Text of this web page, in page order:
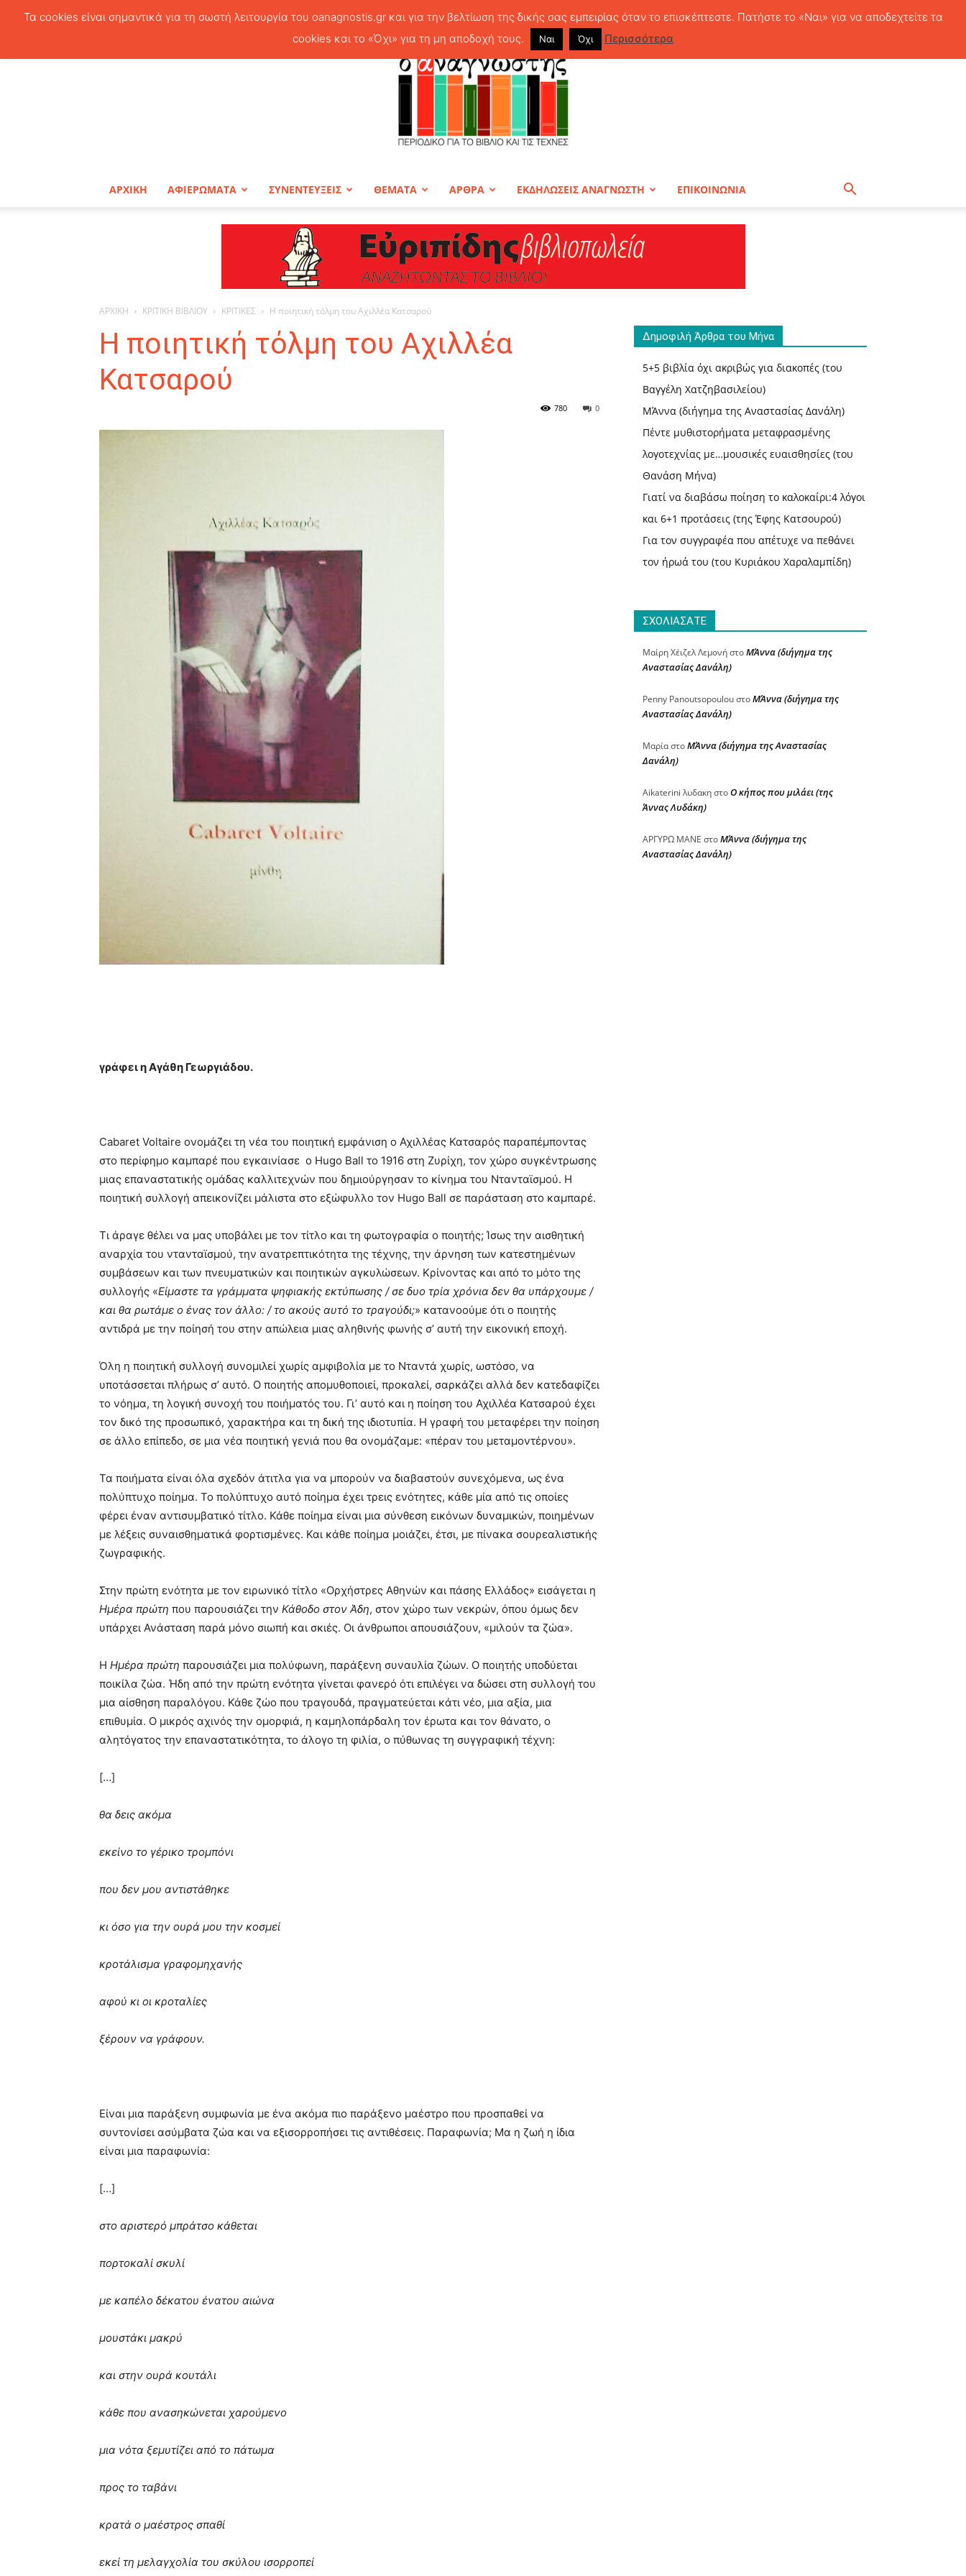
Σάββατο, 8 Αυγούστου, 2026
ΑΝΑΓΝΩΣΤΗΣ
ΑΡΧΙΚΗ ΑΦΙΕΡΩΜΑΤΑ ΣΥΝΕΝΤΕΥΞΕΙΣ ΘΕΜΑΤΑ ΑΡΘΡΑ ΕΚΔΗΛΩΣΕΙΣ ΑΝΑΓΝΩΣΤΗ ΕΠΙΚΟΙΝΩΝΙΑ
ΑΡΧΙΚΗ ΚΡΙΤΙΚΗ ΒΙΒΛΙΟΥ ΚΡΙΤΙΚΕΣ Η ποιητική τόλμη του Αχιλλέα Κατσαρού
Η ποιητική τόλμη του Αχιλλέα
Κατσαρού
0
780
γρἀφει η Αγάθη Γεωργιάδου.
Cabaret Voltaire ονομάζει τη νέα του ποιητική εμφάνιση ο Αχιλλέας Κατσαρός παραπέμποντας
στο περίφημο καμπαρέ που εγκαινίασε o Hugo Ball το 1916 στη Ζυρίχη, τον χώρο συγκέντρωσης
μιας επαναστατικής ομάδας καλλιτεχνών που δημιούργησαν το κίνημα του Ντανταϊσμού. Η
ποιητική συλλογή απεικονίζει μάλιστα στο εξώφυλλο τον Hugo Ball σε παράσταση στο καμπαρέ.
Τι άραγε θέλει να μας υποβάλει με τον τίτλο και τη φωτογραφία ο ποιητής; Ίσως την αισθητική
αναρχία του ντανταϊσμού, την ανατρεπτικότητα της τέχνης, την άρνηση των κατεστημένων
συμβάσεων και των πνευματικών και ποιητικών αγκυλώσεων. Κρίνοντας και από το μότο της
συλλογής «Είμαστε τα γράμματα ψηφιακής εκτύπωσης / σε δυο τρία χρόνια δεν θα υπάρχουμε /
και θα ρωτάμε ο ένας τον άλλο: / το ακούς αυτό το τραγούδι;» κατανοούμε ότι ο ποιητής
αντιδρά με την ποίησή του στην απώλεια μιας αληθινής φωνής σ’ αυτή την εικονική εποχή.
Όλη η ποιητική συλλογή συνομιλεί χωρίς αμφιβολία με το Νταντά χωρίς, ωστόσο, να
υποτάσσεται πλήρως σ’ αυτό. Ο ποιητής απομυθοποιεί, προκαλεί, σαρκάζει αλλά δεν κατεδαφίζει
το νόημα, τη λογική συνοχή του ποιήματός του. Γι’ αυτό και η ποίηση του Αχιλλέα Κατσαρού έχει
τον δικό της προσωπικό, χαρακτήρα και τη δική της ιδιοτυπία. Η γραφή του μεταφέρει την ποίηση
σε άλλο επίπεδο, σε μια νέα ποιητική γενιά που θα ονομάζαμε: «πέραν του μεταμοντέρνου».
Τα ποιήματα είναι όλα σχεδόν άτιτλα για να μπορούν να διαβαστούν συνεχόμενα, ως ένα
πολύπτυχο ποίημα. Το πολύπτυχο αυτό ποίημα έχει τρεις ενότητες, κάθε μία από τις οποίες
φέρει έναν αντισυμβατικό τίτλο. Κάθε ποίημα είναι μια σύνθεση εικόνων δυναμικών, ποιημένων
με λέξεις συναισθηματικά φορτισμένες. Και κάθε ποίημα μοιάζει, έτσι, με πίνακα σουρεαλιστικής
ζωγραφικής.
Στην πρώτη ενότητα με τον ειρωνικό τίτλο «Ορχήστρες Αθηνών και πάσης Ελλάδος» εισάγεται η
Ημέρα πρώτη που παρουσιάζει την Κάθοδο στον Άδη, στον χώρο των νεκρών, όπου όμως δεν
υπάρχει Ανάσταση παρά μόνο σιωπή και σκιές. Οι άνθρωποι απουσιάζουν, «μιλούν τα ζώα».
Η Ημέρα πρώτη παρουσιάζει μια πολύφωνη, παράξενη συναυλία ζώων. Ο ποιητής υποδύεται
ποικίλα ζώα. Ήδη από την πρώτη ενότητα γίνεται φανερό ότι επιλέγει να δώσει στη συλλογή του
μια αίσθηση παραλόγου. Κάθε ζώο που τραγουδά, πραγματεύεται κάτι νέο, μια αξία, μια
επιθυμία. Ο μικρός αχινός την ομορφιά, η καμηλοπάρδαλη τον έρωτα και τον θάνατο, ο
αλητόγατος την επαναστατικότητα, το άλογο τη φιλία, ο πύθωνας τη συγγραφική τέχνη:
[…]
θα δεις ακόμα
εκείνο το γέρικο τρομπόνι
που δεν μου αντιστάθηκε
κι όσο για την ουρά μου την κοσμεί
κροτάλισμα γραφομηχανής
αφού κι οι κροταλίες
ξέρουν να γράφουν.
Είναι μια παράξενη συμφωνία με ένα ακόμα πιο παράξενο μαέστρο που προσπαθεί να
συντονίσει ασύμβατα ζώα και να εξισορροπήσει τις αντιθέσεις. Παραφωνία; Μα η ζωή η ίδια
είναι μια παραφωνία:
[…]
στο αριστερό μπράτσο κάθεται
πορτοκαλί σκυλί
με καπέλο δέκατου ένατου αιώνα
μουστάκι μακρύ
και στην ουρά κουτάλι
κάθε που ανασηκώνεται χαρούμενο
μια νότα ξεμυτίζει από το πάτωμα
προς το ταβάνι
κρατά ο μαέστρος σπαθί
εκεί τη μελαγχολία του σκύλου ισορροπεί
Δημοφιλή Άρθρα του Μήνα
5+5 βιβλία όχι ακριβώς για διακοπές (του
Βαγγέλη Χατζηβασιλείου)
ΜΆννα (διήγημα της Αναστασίας Δανάλη)
Πέντε μυθιστορήματα μεταφρασμένης
λογοτεχνίας με…μουσικές ευαισθησίες (του
Θανάση Μήνα)
Γιατί να διαβάσω ποίηση το καλοκαίρι:4 λόγοι
και 6+1 προτάσεις (της Έφης Κατσουρού)
Για τον συγγραφέα που απέτυχε να πεθάνει
τον ήρωά του (του Κυριάκου Χαραλαμπίδη)
ΣΧΟΛΙΑΣΑΤΕ
Μαίρη Χέιζελ ΛεμονήστοΜΆννα (διήγημα της
Αναστασίας Δανάλη)
Penny PanoutsopoulouστοΜΆννα (διήγημα της
Αναστασίας Δανάλη)
ΜαρίαστοΜΆννα (διήγημα της Αναστασίας
Δανάλη)
Aikaterini λυδακηστοΟ κήπος που μιλάει (της
Άννας Λυδάκη)
ΑΡΓΥΡΩ ΜΑΝΕ στοΜΆννα (διήγημα της
Αναστασίας Δανάλη)
Τα cookies είναι σημαντικά για τη σωστή λειτουργία του oanagnostis.gr και για την βελτίωση της δικής σας εμπειρίας όταν το επισκέπτεστε. Πατήστε το «Ναι» για να αποδεχτείτε τα
cookies και το «Όχι» για τη μη αποδοχή τους.
Ναι Όχι Περισσότερα